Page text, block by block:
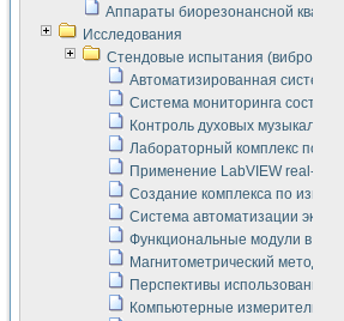
Аппараты биорезонансной
Исследования
Стендовые испытания
Автоматизированная
Система мониторинга
Контроль духовых
Лабораторный комплекс по
Применение LabVIEW real-
Создание комплекса по
Система автоматизации
Функциональные модули в
Магнитометрический метод в
Перспективы использования
Компьютерные